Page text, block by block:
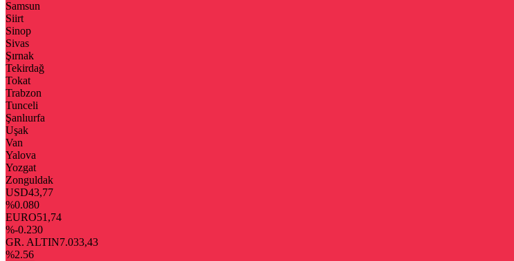
Samsun
Siirt
Sinop
Sivas
Şırnak
Tekirdağ
Tokat
Trabzon
Tunceli
Şanlıurfa
Uşak
Van
Yalova
Yozgat
Zonguldak
USD43,77
%0.080
EURO51,74
%-0.230
GR. ALTIN7.033,43
%2.56